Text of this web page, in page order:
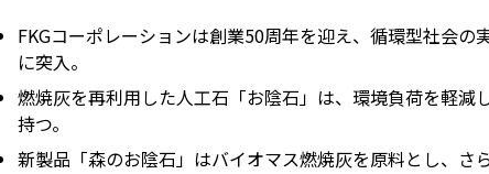
FKGコーポレーションは創業50周年を迎え、循環型社会の
に突入。
燃焼灰を再利用した人工石「お陰石」は、環境負荷を軽減
持つ。
新製品「森のお陰石」はバイオマス燃焼灰を原料とし、さ